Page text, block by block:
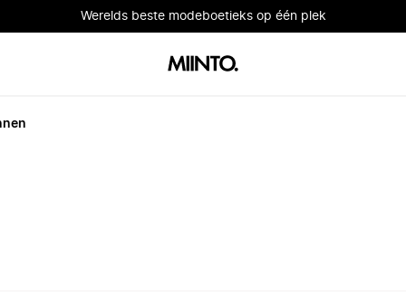
Werelds beste modeboetieks op één plek